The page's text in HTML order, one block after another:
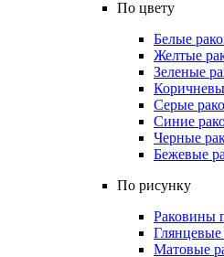
По цвету
Белые
Желтые
Зеленые
Серые
Синие
Черные
Бежевые
По рисунку
Раковины
Матовые